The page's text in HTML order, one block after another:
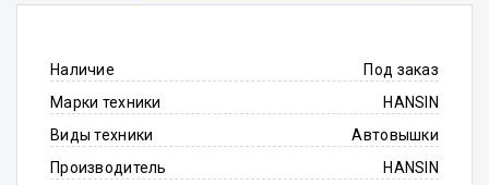
Наличие
Под заказ
Марки техники
HANSIN
Виды техники
Автовышки
Производитель
HANSIN